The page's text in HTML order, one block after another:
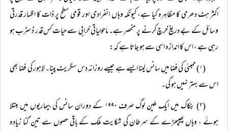
اکثر ہٹ دھرمی کا مظاہرہ کیا ہے، کیونکہ وہاں انفرادی اور قومی سطح پر ذات کا اظہار قدرتی
وسائل کے بے دریغ خرچ کرنے پر منحصر ہے۔ ماحولیاتی خرابی سے حیات کس قدر ڈسٹرب ہو
رہی ہے ، اس کا اندازہ اسی سے ہو جاتا ہے کہ:
(۱) ممبئی کی فضا میں سانس لینا ایسے ہے جیسے روزانہ دس سگریٹ پینا۔ لاہور کی فضا بھی
اس سے بہتر نہیں ہو گی۔
(۲) بنکاک میں ایک ملین لوگ صرف ۱۹۹۰ کے دوران سانس کی بیماریوں میں مبتلا
ہوئے ، وہاں پھیپھڑے کے سرطان کی شکایت ملک کے باقی حصوں سے تین گنا زیادہ